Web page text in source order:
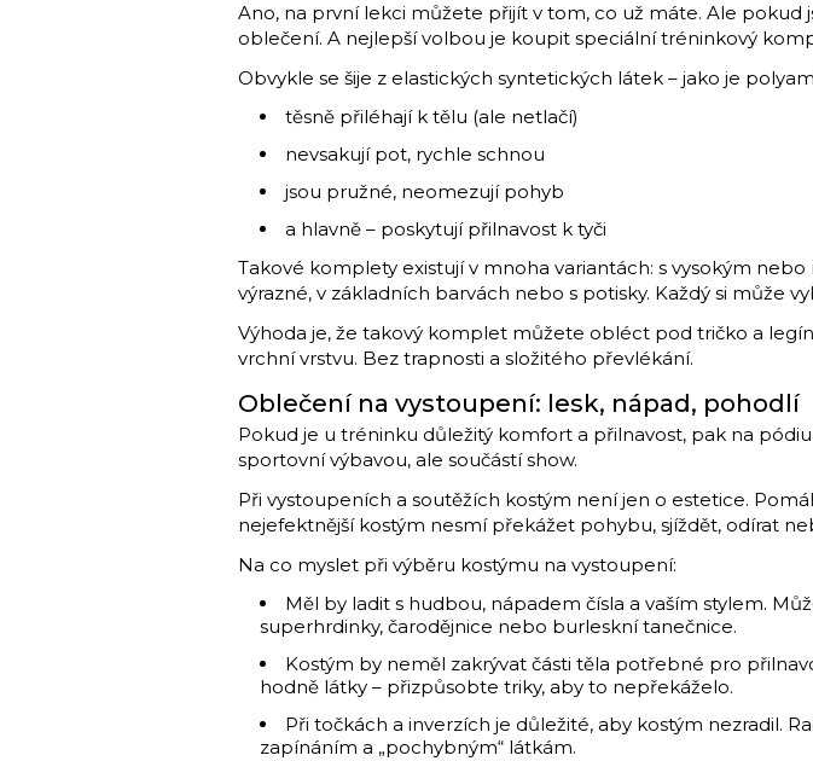
Ano, na první lekci můžete přijít v tom, co už máte. Ale pokud
oblečení. A nejlepší volbou je koupit speciální tréninkový
Obvykle se šije z elastických syntetických látek – jako je
těsně přiléhají k tělu (ale netlačí)
nevsakují pot, rychle schnou
jsou pružné, neomezují pohyb
a hlavně – poskytují přilnavost k tyči
Takové komplety existují v mnoha variantách: s vysokým
výrazné, v základních barvách nebo s potisky. Každý si může
Výhoda je, že takový komplet můžete obléct pod tričko a
vrchní vrstvu. Bez trapnosti a složitého převlékání.
Oblečení na vystoupení: lesk, nápad, pohodlí
Pokud je u tréninku důležitý komfort a přilnavost, pak na
sportovní výbavou, ale součástí show.
Při vystoupeních a soutěžích kostým není jen o estetice.
nejefektnější kostým nesmí překážet pohybu, sjíždět, odírat
Na co myslet při výběru kostýmu na vystoupení:
Měl by ladit s hudbou, nápadem čísla a vaším stylem.
superhrdinky, čarodějnice nebo burleskní tanečnice.
Kostým by neměl zakrývat části těla potřebné pro
hodně látky – přizpůsobte triky, aby to nepřekáželo.
Při točkách a inverzích je důležité, aby kostým nezradil.
zapínáním a „pochybným“ látkám.